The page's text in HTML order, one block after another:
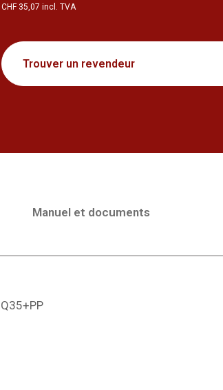
CHF 35,07 incl. TVA
Trouver un revendeur
Manuel et documents
Q35+PP